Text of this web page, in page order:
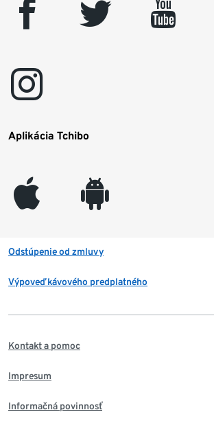
facebook twitter youtube
instagram
Aplikácia Tchibo
appleinc android
Odstúpenie od zmluvy
Výpoveď kávového predplatného
Kontakt a pomoc
Impresum
Informačná povinnosť